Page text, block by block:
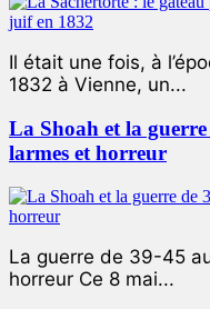
Il était une fois, à
1832 à Vienne, un...
La Shoah et la
larmes et horreur
La guerre de 39-45
horreur Ce 8 mai...